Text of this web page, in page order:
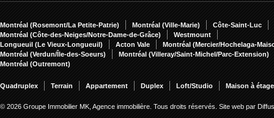
Montréal (Rosemont/La Petite-Patrie) Montréal (Ville-Marie)
Côte-Saint-Luc
Montréal (Côte-des-Neiges/Notre-Dame-de-Grâce)
Westmount
Longueuil (Le Vieux-Longueuil)
Acton Vale
Montréal (Mercier/Hochelaga-
Montréal (Verdun/Île-des-Soeurs)
Montréal (Villeray/Saint-Michel/Parc-Extension)
Montréal (Outremont)
Quadruplex Terrain Appartement Duplex Loft/Studio Maison à
© 2026 Groupe Immobilier MK, Agence immobilière. Tous droits réservés. Site web par